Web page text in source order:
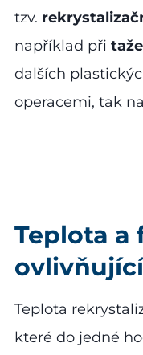
tzv.
například při
dalších
operacemi, tak
Teplota a
Teplota
které do jedné